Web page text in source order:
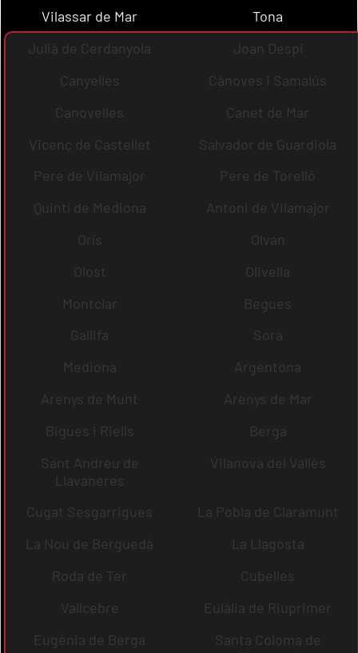
Vilassar de Mar
Tona
Julià de Cerdanyola
Joan Despí
Canyelles
Cànoves i Samalús
Canovelles
Canet de Mar
Vicenç de Castellet
Salvador de Guardiola
Pere de Vilamajor
Pere de Torelló
Quintí de Mediona
Antoni de Vilamajor
Orís
Olvan
Olost
Olivella
Montclar
Begues
Gallifa
Sora
Mediona
Argentona
Arenys de Munt
Arenys de Mar
Bigues i Riells
Berga
Sant Andreu de
Llavaneres
Vilanova del Vallès
Cugat Sesgarrigues
La Pobla de Claramunt
La Nou de Berguedà
La Llagosta
Roda de Ter
Cubelles
Vallcebre
Eulàlia de Riuprimer
Eugènia de Berga
Santa Coloma de